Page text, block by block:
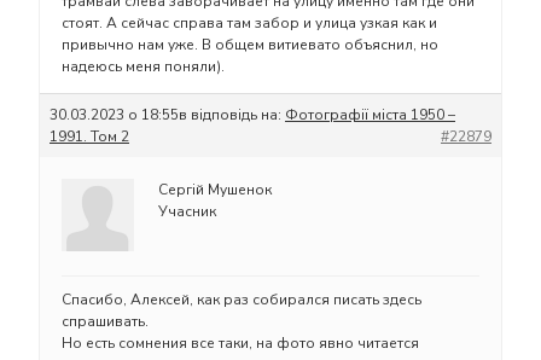
стоят. А сейчас справа там забор и улица узкая как и
привычно нам уже. В общем витиевато объяснил, но
надеюсь меня поняли).
30.03.2023 о 18:55в відповідь на: Фотографії міста 1950 –
1991. Том 2
#22879
Сергій Мушенок
Учасник
Спасибо, Алексей, как раз собирался писать здесь
спрашивать.
Но есть сомнения все таки, на фото явно читается